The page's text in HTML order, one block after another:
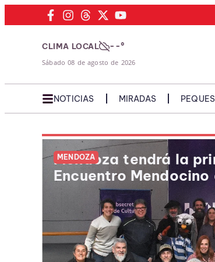
CLIMA LOCAL --°
Sábado 08 de agosto de 2026
NOTICIAS MIRADAS PEQUES
MENDOZA
Mendoza tendrá la
Encuentro